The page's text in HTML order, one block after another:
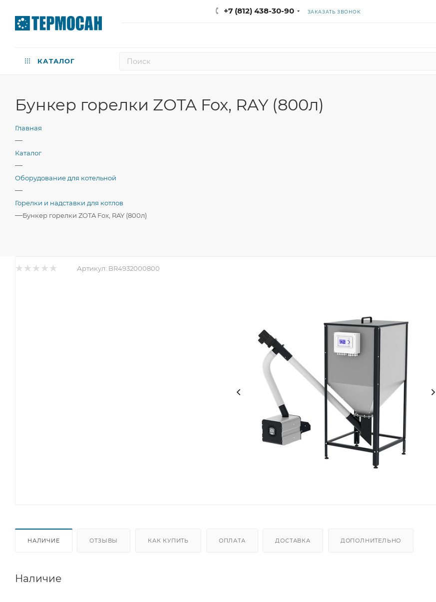
+7 (812) 438-30-90 ЗАКАЗАТЬ ЗВОНОК
КАТАЛОГ
Бункер горелки ZOTA Fox, RAY (800л)
Главная
—
Каталог
—
Оборудование для котельной
—
Горелки и надставки для котлов
—Бункер горелки ZOTA Fox, RAY (800л)
Артикул: BR4932000800
НАЛИЧИЕ ОТЗЫВЫ КАК КУПИТЬ ОПЛАТА ДОСТАВКА ДОПОЛНИТЕЛЬНО
Наличие